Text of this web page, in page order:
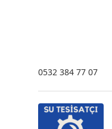
0532 384 77 07